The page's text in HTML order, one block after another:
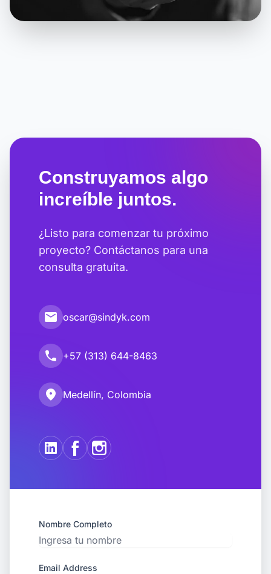
Construyamos algo
increíble juntos.
¿Listo para comenzar tu próximo
proyecto? Contáctanos para una
consulta gratuita.
email oscar@sindyk.com
call +57 (313) 644-8463
location_on Medellín, Colombia
Nombre Completo
Email Address